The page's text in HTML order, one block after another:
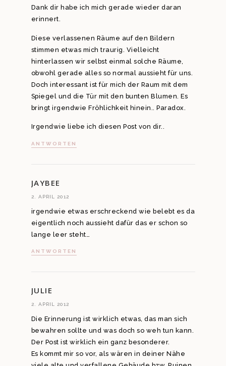
Dank dir habe ich mich gerade wieder daran
erinnert.
Diese verlassenen Räume auf den Bildern
stimmen etwas mich traurig. Vielleicht
hinterlassen wir selbst einmal solche Räume,
obwohl gerade alles so normal aussieht für uns.
Doch interessant ist für mich der Raum mit dem
Spiegel und die Tür mit den bunten Blumen. Es
bringt irgendwie Fröhlichkeit hinein.. Paradox.
Irgendwie liebe ich diesen Post von dir..
ANTWORTEN
JAYBEE
2. APRIL 2012
irgendwie etwas erschreckend wie belebt es da
eigentlich noch aussieht dafür das er schon so
lange leer steht…
ANTWORTEN
JULIE
2. APRIL 2012
Die Erinnerung ist wirklich etwas, das man sich
bewahren sollte und was doch so weh tun kann.
Der Post ist wirklich ein ganz besonderer.
Es kommt mir so vor, als wären in deiner Nähe